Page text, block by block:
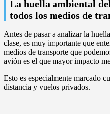
La huella ambiental
todos los medios de
Antes de pasar a analizar la
clase, es muy importante que
medios de transporte que
avión es el que mayor impacto
Esto es especialmente marcado
distancia y vuelos privados.